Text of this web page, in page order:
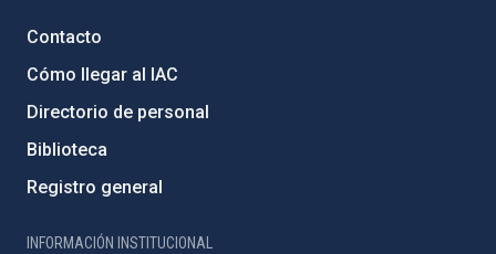
Contacto
Cómo llegar al IAC
Directorio de personal
Biblioteca
Registro general
INFORMACIÓN INSTITUCIONAL